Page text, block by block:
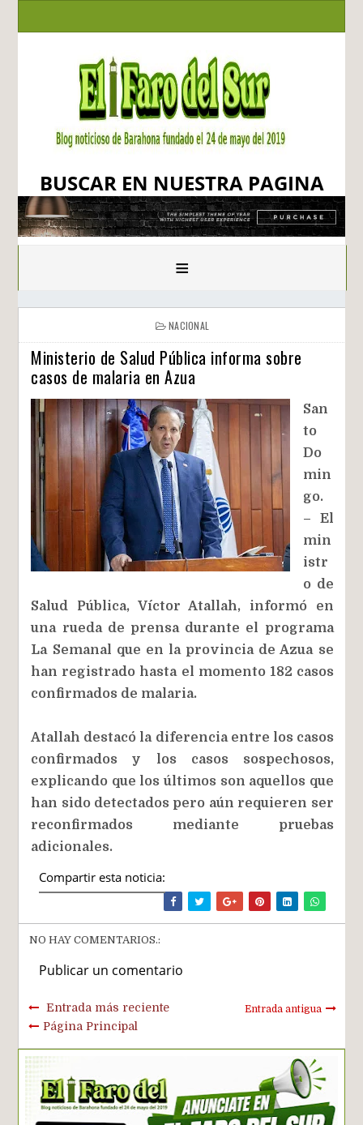
BUSCAR EN NUESTRA PAGINA
≡
NACIONAL
Ministerio de Salud Pública informa sobre
casos de malaria en Azua
San
to
Do
min
go.
– El
min
istr
o de
Salud Pública, Víctor Atallah, informó en
una rueda de prensa durante el programa
La Semanal que en la provincia de Azua se
han registrado hasta el momento 182 casos
confirmados de malaria.
Atallah destacó la diferencia entre los casos
confirmados y los casos sospechosos,
explicando que los últimos son aquellos que
han sido detectados pero aún requieren ser
reconfirmados mediante pruebas
adicionales.
Compartir esta noticia:
NO HAY COMENTARIOS.:
Publicar un comentario
Entrada más reciente Entrada antigua
Página Principal